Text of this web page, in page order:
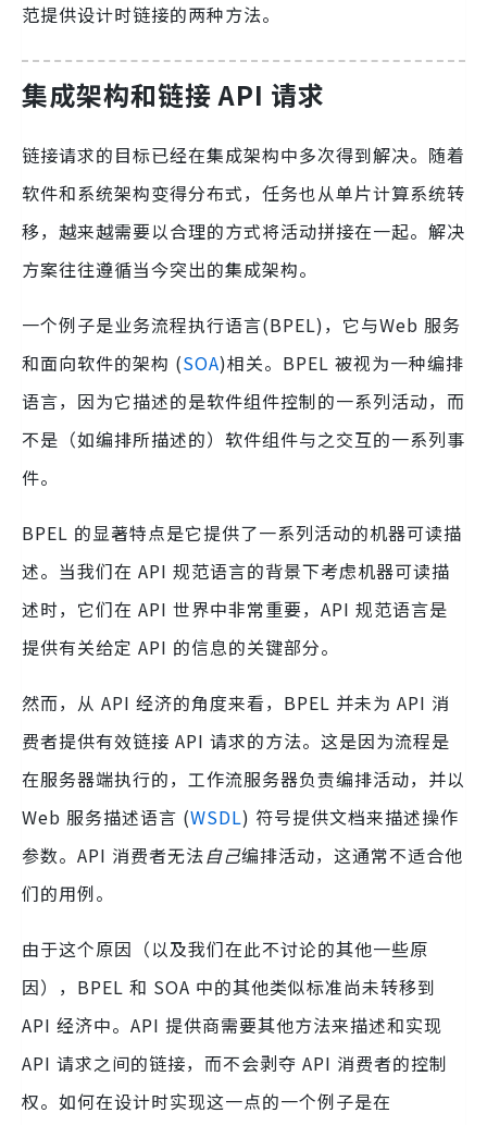
范提供设计时链接的两种方法。
集成架构和链接 API 请求
链接请求的目标已经在集成架构中多次得到解决。随着
软件和系统架构变得分布式，任务也从单片计算系统转
移，越来越需要以合理的方式将活动拼接在一起。解决
方案往往遵循当今突出的集成架构。
一个例子是业务流程执行语言(BPEL)，它与​​Web 服务
和面向软件的架构 (SOA)相关。BPEL 被视为一种编排
语言，因为它描述的是软件组件控制的一系列活动，而
不是（如编排所描述的）软件组件与之交互的一系列事
件。
BPEL 的显著特点是它提供了一系列活动的机器可读描
述。当我们在 API 规范语言的背景下考虑机器可读描
述时，它们在 API 世界中非常重要，API 规范语言是
提供有关给定 API 的信息的关键部分。
然而，从 API 经济的角度来看，BPEL 并未为 API 消
费者提供有效链接 API 请求的方法。这是因为流程是
在服务器端执行的，工作流服务器负责编排活动，并以
Web 服务描述语言 (WSDL) 符号提供文档来描述操作
参数。API 消费者无法自己编排活动，这通常不适合他
们的用例。
由于这个原因（以及我们在此不讨论的其他一些原
因），BPEL 和 SOA 中的其他类似标准尚未转移到
API 经济中。API 提供商需要其他方法来描述和实现
API 请求之间的链接，而不会剥夺 API 消费者的控制
权。如何在设计时实现这一点的一个例子是在